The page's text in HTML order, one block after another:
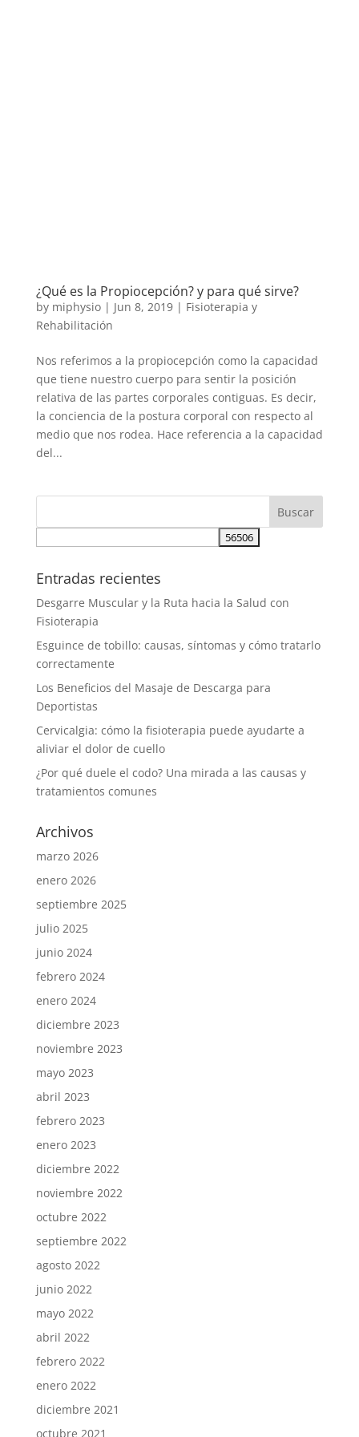
¿Qué es la Propiocepción? y para qué sirve?
by miphysio| Jun 8, 2019| Fisioterapia y
Rehabilitación
Nos referimos a la propiocepción como la capacidad
que tiene nuestro cuerpo para sentir la posición
relativa de las partes corporales contiguas. Es decir,
la conciencia de la postura corporal con respecto al
medio que nos rodea. Hace referencia a la capacidad
del...
Entradas recientes
Desgarre Muscular y la Ruta hacia la Salud con
Fisioterapia
Esguince de tobillo: causas, síntomas y cómo tratarlo
correctamente
Los Beneficios del Masaje de Descarga para
Deportistas
Cervicalgia: cómo la fisioterapia puede ayudarte a
aliviar el dolor de cuello
¿Por qué duele el codo? Una mirada a las causas y
tratamientos comunes
Archivos
marzo 2026
enero 2026
septiembre 2025
julio 2025
junio 2024
febrero 2024
enero 2024
diciembre 2023
noviembre 2023
mayo 2023
abril 2023
febrero 2023
enero 2023
diciembre 2022
noviembre 2022
octubre 2022
septiembre 2022
agosto 2022
junio 2022
mayo 2022
abril 2022
febrero 2022
enero 2022
diciembre 2021
octubre 2021